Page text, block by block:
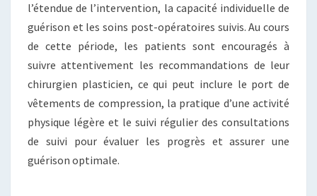
l’étendue de l’intervention, la capacité individuelle de
guérison et les soins post-opératoires suivis. Au cours
de cette période, les patients sont encouragés à
suivre attentivement les recommandations de leur
chirurgien plasticien, ce qui peut inclure le port de
vêtements de compression, la pratique d’une activité
physique légère et le suivi régulier des consultations
de suivi pour évaluer les progrès et assurer une
guérison optimale.